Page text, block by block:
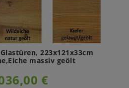
223x121x33cm
massiv geölt
€